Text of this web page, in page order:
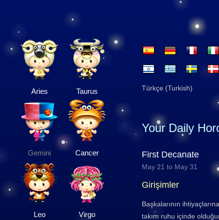
Aries Taurus
Gemini Cancer
Leo Virgo
Türkçe (Turkish)
Your Daily
First Decanate
May 21 to May 31
Girişimler
Başkalarının
takım ruhu içinde